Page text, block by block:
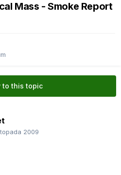
Mass - Smoke Report
to this topic
2009